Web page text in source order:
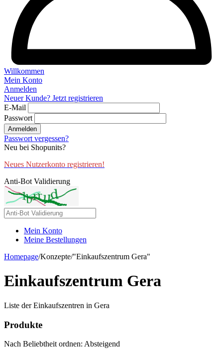
Willkommen
Mein Konto
Anmelden
Neuer Kunde? Jetzt registrieren
E-Mail
Passwort
Anmelden
Passwort vergessen?
Neu bei Shopunits?
Neues Nutzerkonto registrieren!
Anti-Bot Validierung
Mein Konto
Meine Bestellungen
Homepage/Konzepte/"Einkaufszentrum Gera"
Einkaufszentrum Gera
Liste der Einkaufszentren in Gera
Produkte
Nach Beliebtheit ordnen: Absteigend